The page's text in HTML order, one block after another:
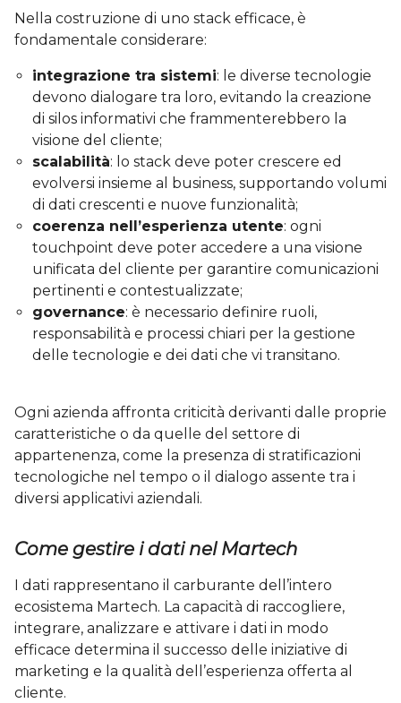
Nella costruzione di uno stack efficace, è
fondamentale considerare:
integrazione tra sistemi: le diverse tecnologie
devono dialogare tra loro, evitando la creazione
di silos informativi che frammenterebbero la
visione del cliente;
scalabilità: lo stack deve poter crescere ed
evolversi insieme al business, supportando volumi
di dati crescenti e nuove funzionalità;
coerenza nell’esperienza utente: ogni
touchpoint deve poter accedere a una visione
unificata del cliente per garantire comunicazioni
pertinenti e contestualizzate;
governance: è necessario definire ruoli,
responsabilità e processi chiari per la gestione
delle tecnologie e dei dati che vi transitano.
Ogni azienda affronta criticità derivanti dalle proprie
caratteristiche o da quelle del settore di
appartenenza, come la presenza di stratificazioni
tecnologiche nel tempo o il dialogo assente tra i
diversi applicativi aziendali.
Come gestire i dati nel Martech
I dati rappresentano il carburante dell’intero
ecosistema Martech. La capacità di raccogliere,
integrare, analizzare e attivare i dati in modo
efficace determina il successo delle iniziative di
marketing e la qualità dell’esperienza offerta al
cliente.